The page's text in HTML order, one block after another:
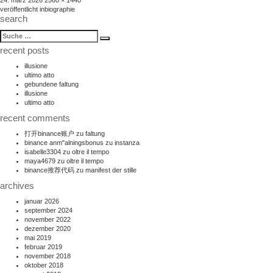
am
größe
beitragsnavigation
veröffentlicht inbiographie
search
suche
nach:
Suche
recent posts
illusione
ultimo atto
gebundene faltung
illusione
ultimo atto
recent comments
打开binance账户 zu faltung
binance anm"alningsbonus zu instanza
isabelle3304 zu oltre il tempo
maya4679 zu oltre il tempo
binance推荐代码 zu manifest der stille
archives
januar 2026
september 2024
november 2022
dezember 2020
mai 2019
februar 2019
november 2018
oktober 2018